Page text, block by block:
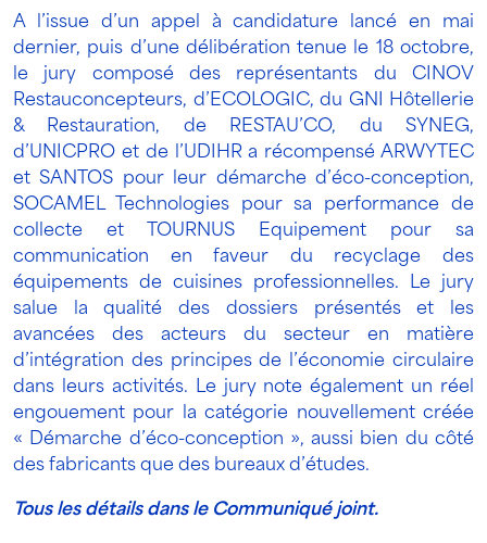
A l’issue d’un appel à candidature lancé en mai
dernier, puis d’une délibération tenue le 18 octobre,
le jury composé des représentants du CINOV
Restauconcepteurs, d’ECOLOGIC, du GNI Hôtellerie
& Restauration, de RESTAU’CO, du SYNEG,
d’UNICPRO et de l’UDIHR a récompensé ARWYTEC
et SANTOS pour leur démarche d’éco-conception,
SOCAMEL Technologies pour sa performance de
collecte et TOURNUS Equipement pour sa
communication en faveur du recyclage des
équipements de cuisines professionnelles. Le jury
salue la qualité des dossiers présentés et les
avancées des acteurs du secteur en matière
d’intégration des principes de l’économie circulaire
dans leurs activités. Le jury note également un réel
engouement pour la catégorie nouvellement créée
« Démarche d’éco-conception », aussi bien du côté
des fabricants que des bureaux d’études.
Tous les détails dans le Communiqué joint.